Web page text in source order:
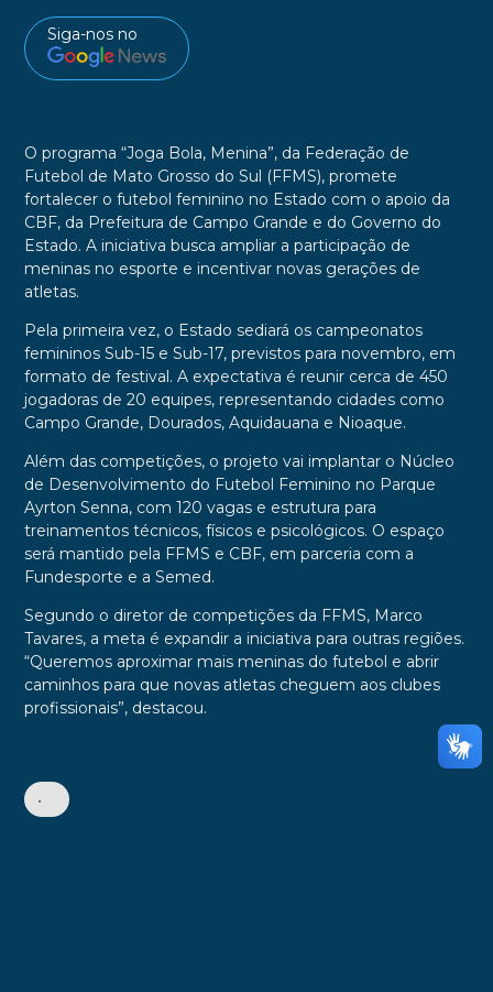
Siga-nos no
O programa “Joga Bola, Menina”, da Federação de
Futebol de Mato Grosso do Sul (FFMS), promete
fortalecer o futebol feminino no Estado com o apoio da
CBF, da Prefeitura de Campo Grande e do Governo do
Estado. A iniciativa busca ampliar a participação de
meninas no esporte e incentivar novas gerações de
atletas.
Pela primeira vez, o Estado sediará os campeonatos
femininos Sub-15 e Sub-17, previstos para novembro, em
formato de festival. A expectativa é reunir cerca de 450
jogadoras de 20 equipes, representando cidades como
Campo Grande, Dourados, Aquidauana e Nioaque.
Além das competições, o projeto vai implantar o Núcleo
de Desenvolvimento do Futebol Feminino no Parque
Ayrton Senna, com 120 vagas e estrutura para
treinamentos técnicos, físicos e psicológicos. O espaço
será mantido pela FFMS e CBF, em parceria com a
Fundesporte e a Semed.
Segundo o diretor de competições da FFMS, Marco
Tavares, a meta é expandir a iniciativa para outras regiões.
“Queremos aproximar mais meninas do futebol e abrir
caminhos para que novas atletas cheguem aos clubes
profissionais”, destacou.
•